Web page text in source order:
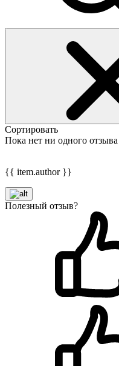
Сортировать
Пока нет ни одного отзыва
{{ item.author }}
Полезный отзыв?